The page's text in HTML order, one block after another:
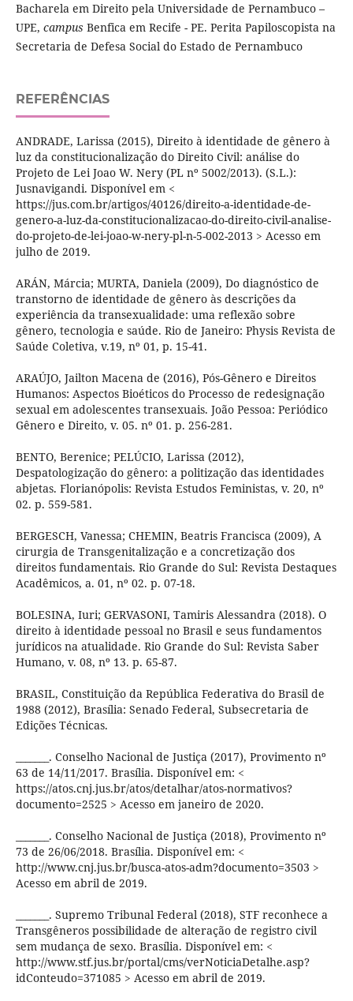
Bacharela em Direito pela Universidade de Pernambuco –
UPE, campus Benfica em Recife - PE. Perita Papiloscopista na
Secretaria de Defesa Social do Estado de Pernambuco
REFERÊNCIAS
ANDRADE, Larissa (2015), Direito à identidade de gênero à
luz da constitucionalização do Direito Civil: análise do
Projeto de Lei Joao W. Nery (PL nº 5002/2013). (S.L.):
Jusnavigandi. Disponível em <
https://jus.com.br/artigos/40126/direito-a-identidade-de-
genero-a-luz-da-constitucionalizacao-do-direito-civil-analise-
do-projeto-de-lei-joao-w-nery-pl-n-5-002-2013 > Acesso em
julho de 2019.
ARÁN, Márcia; MURTA, Daniela (2009), Do diagnóstico de
transtorno de identidade de gênero às descrições da
experiência da transexualidade: uma reflexão sobre
gênero, tecnologia e saúde. Rio de Janeiro: Physis Revista de
Saúde Coletiva, v.19, nº 01, p. 15-41.
ARAÚJO, Jailton Macena de (2016), Pós-Gênero e Direitos
Humanos: Aspectos Bioéticos do Processo de redesignação
sexual em adolescentes transexuais. João Pessoa: Periódico
Gênero e Direito, v. 05. nº 01. p. 256-281.
BENTO, Berenice; PELÚCIO, Larissa (2012),
Despatologização do gênero: a politização das identidades
abjetas. Florianópolis: Revista Estudos Feministas, v. 20, nº
02. p. 559-581.
BERGESCH, Vanessa; CHEMIN, Beatris Francisca (2009), A
cirurgia de Transgenitalização e a concretização dos
direitos fundamentais. Rio Grande do Sul: Revista Destaques
Acadêmicos, a. 01, nº 02. p. 07-18.
BOLESINA, Iuri; GERVASONI, Tamiris Alessandra (2018). O
direito à identidade pessoal no Brasil e seus fundamentos
jurídicos na atualidade. Rio Grande do Sul: Revista Saber
Humano, v. 08, nº 13. p. 65-87.
BRASIL, Constituição da República Federativa do Brasil de
1988 (2012), Brasília: Senado Federal, Subsecretaria de
Edições Técnicas.
_______. Conselho Nacional de Justiça (2017), Provimento nº
63 de 14/11/2017. Brasília. Disponível em: <
https://atos.cnj.jus.br/atos/detalhar/atos-normativos?
documento=2525 > Acesso em janeiro de 2020.
_______. Conselho Nacional de Justiça (2018), Provimento nº
73 de 26/06/2018. Brasília. Disponível em: <
http://www.cnj.jus.br/busca-atos-adm?documento=3503 >
Acesso em abril de 2019.
_______. Supremo Tribunal Federal (2018), STF reconhece a
Transgêneros possibilidade de alteração de registro civil
sem mudança de sexo. Brasília. Disponível em: <
http://www.stf.jus.br/portal/cms/verNoticiaDetalhe.asp?
idConteudo=371085 > Acesso em abril de 2019.